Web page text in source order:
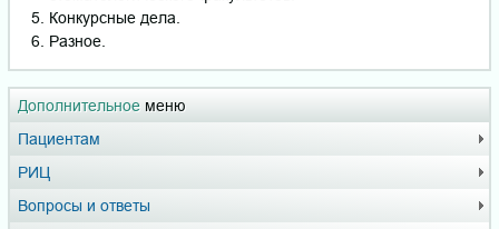
Дополнительное меню
Пациентам
РИЦ
Вопросы и ответы
Конкурсные дела.
Разное.